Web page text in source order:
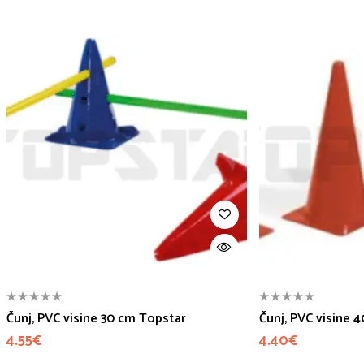
Čunj, PVC visine 30 cm Topstar
4.55€
Čunj, PVC visine
4.40€